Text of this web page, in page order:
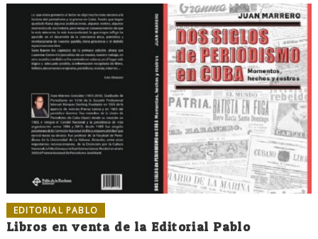
EDITORIAL PABLO
Libros en venta de la Editorial Pablo